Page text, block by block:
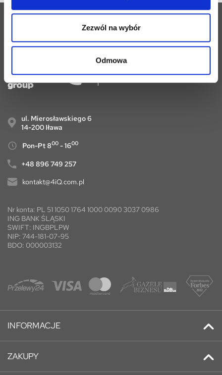
Zezwól na wybór
Odmowa
Follow
ul. Mierosławskiego 6
14-200 Iława
Pon-Pt 800 - 1600
+48 896 749 257
kontakt@4iQ.com.pl
Nr konta: PL 51 1050 1764 1000 0090 3037 0986
ING BANK ŚLĄSKI
SWIFT: INGBPLPW
NIP: 744-181-07-95
BDO: 000003132
INFORMACJE
Kontakt
Promocje
ZAKUPY